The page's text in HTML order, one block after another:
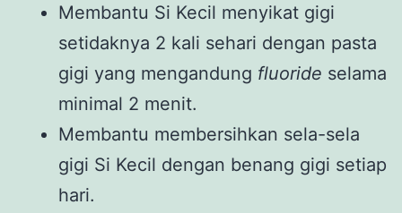
Membantu Si Kecil menyikat gigi
setidaknya 2 kali sehari dengan pasta
gigi yang mengandung fluoride selama
minimal 2 menit.
Membantu membersihkan sela-sela
gigi Si Kecil dengan benang gigi setiap
hari.